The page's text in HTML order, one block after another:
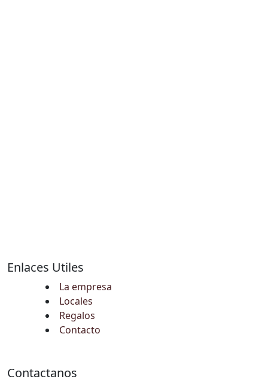
Enlaces Utiles
La empresa
Locales
Regalos
Contacto
Contactanos